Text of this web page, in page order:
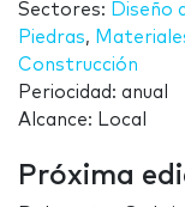
Sectores: Diseño
Piedras,
Construcción
Periocidad: anual
Alcance: Local
Próxima